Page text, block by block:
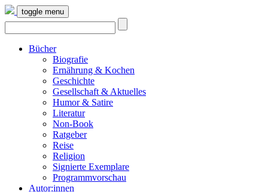
toggle menu
Bücher
Biografie
Ernährung & Kochen
Geschichte
Gesellschaft & Aktuelles
Humor & Satire
Literatur
Non-Book
Ratgeber
Reise
Religion
Signierte Exemplare
Programmvorschau
Autor:innen